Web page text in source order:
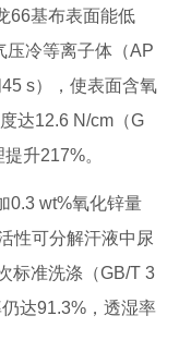
66基布表面能低
压冷等离子体（AP
s），使表面含氧
达12.6 N/cm（G
升217%。
0.3 wt%氧化锌量
性可分解汗液中尿
标准洗涤（GB/T 3
达91.3%，透湿率